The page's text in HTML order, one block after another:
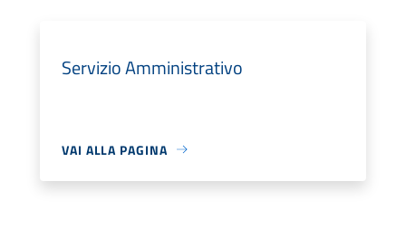
Servizio Amministrativo
VAI ALLA PAGINA